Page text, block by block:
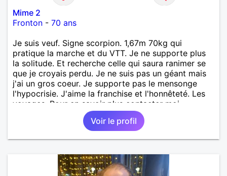
Mime 2
Fronton - 70 ans
Je suis veuf. Signe scorpion. 1,67m 70kg qui
pratique la marche et du VTT. Je ne supporte plus
la solitude. Et recherche celle qui saura ranimer se
que je croyais perdu. Je ne suis pas un géant mais
j'ai un gros coeur. Je supporte pas le mensonge
l'hypocrisie. J'aime la franchise et l'honnêteté. Les
voyages. Pour en savoir plus contacter moi.
Voir le profil